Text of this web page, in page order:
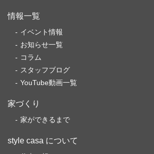
情報一覧
イベント情報
お知らせ一覧
コラム
スタッフブログ
YouTube動画一覧
家づくり
家ができるまで
style casa について